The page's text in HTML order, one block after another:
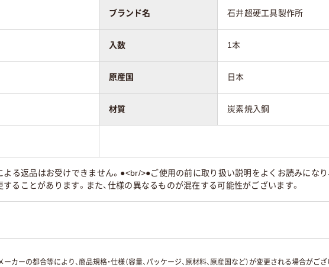
ブランド名 石井超硬工具製作所
入数 1本
原産国 日本
材質 炭素焼入鋼
よる返品はお受けできません。●<br/>●ご使用の前に取り扱い説明をよくお読みになり
ることがあります。また、仕様の異なるものが混在する可能性がございます。
ーの都合等により、商品規格・仕様（容量、パッケージ、原材料、原産国など）が変更される場合がご